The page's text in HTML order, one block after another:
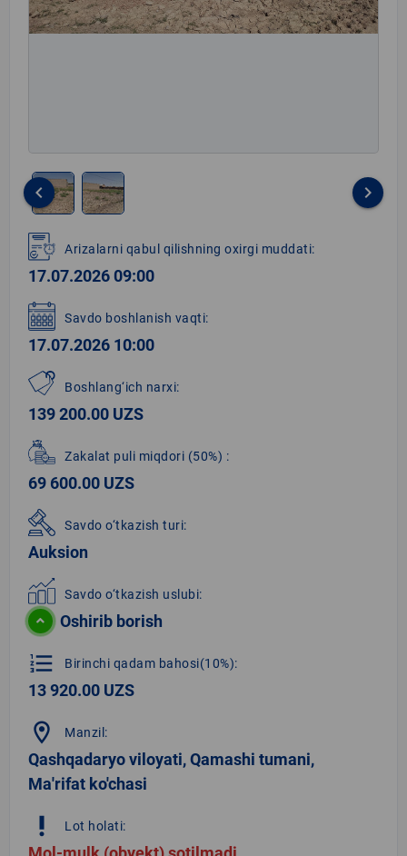
1
of
2
keyboard_arrow_left keyboard_arrow_right
Arizalarni qabul qilishning oxirgi muddati:
17.07.2026 09:00
Savdo boshlanish vaqti:
17.07.2026 10:00
Boshlang‘ich narxi:
139 200.00 UZS
Zakalat puli miqdori (50%) :
69 600.00 UZS
Savdo o‘tkazish turi:
Auksion
Savdo o‘tkazish uslubi:
Oshirib borish
format_list_numbered Birinchi qadam bahosi(10%):
13 920.00 UZS
location_on Manzil:
Qashqadaryo viloyati, Qamashi tumani,
Ma'rifat ko'chasi
priority_high Lot holati: